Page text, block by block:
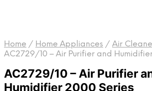
Home / Home Appliances / Air
AC2729/10 – Air Purifier and
AC2729/10 – Air Purifier
Humidifier 2000 Series